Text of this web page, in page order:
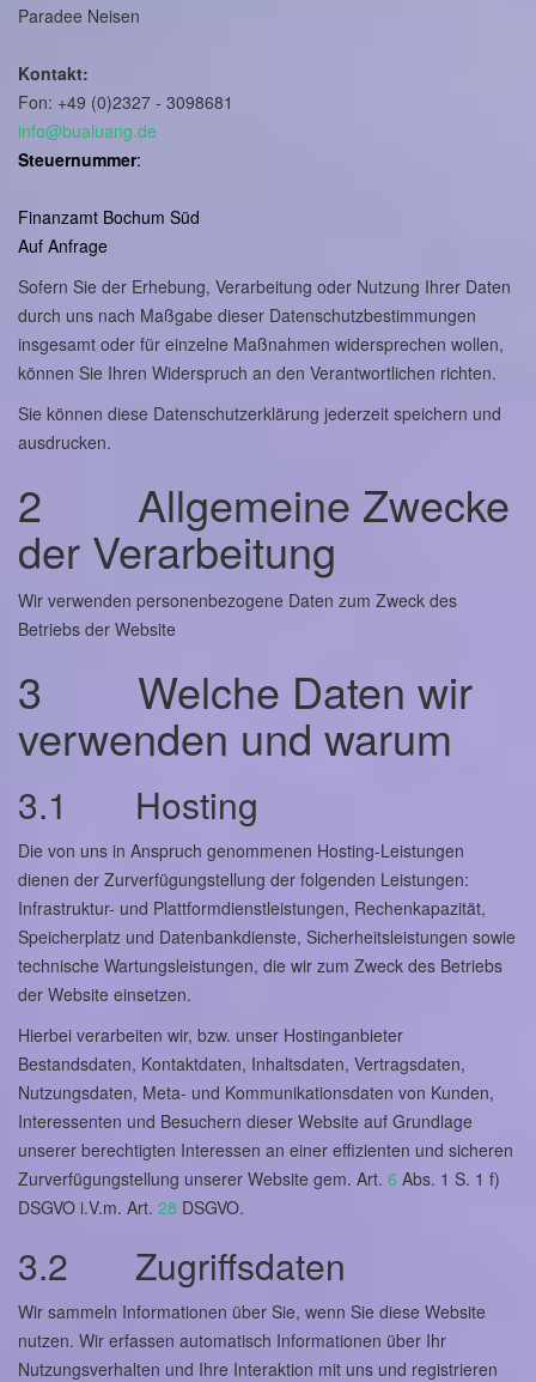
Paradee Neisen
Kontakt:
Fon: +49 (0)2327 - 3098681
info@bualuang.de
Steuernummer:
Finanzamt Bochum Süd
Auf Anfrage
Sofern Sie der Erhebung, Verarbeitung oder Nutzung Ihrer Daten
durch uns nach Maßgabe dieser Datenschutzbestimmungen
insgesamt oder für einzelne Maßnahmen widersprechen wollen,
können Sie Ihren Widerspruch an den Verantwortlichen richten.
Sie können diese Datenschutzerklärung jederzeit speichern und
ausdrucken.
2 Allgemeine Zwecke
der Verarbeitung
Wir verwenden personenbezogene Daten zum Zweck des
Betriebs der Website
3 Welche Daten wir
verwenden und warum
3.1 Hosting
Die von uns in Anspruch genommenen Hosting-Leistungen
dienen der Zurverfügungstellung der folgenden Leistungen:
Infrastruktur- und Plattformdienstleistungen, Rechenkapazität,
Speicherplatz und Datenbankdienste, Sicherheitsleistungen sowie
technische Wartungsleistungen, die wir zum Zweck des Betriebs
der Website einsetzen.
Hierbei verarbeiten wir, bzw. unser Hostinganbieter
Bestandsdaten, Kontaktdaten, Inhaltsdaten, Vertragsdaten,
Nutzungsdaten, Meta- und Kommunikationsdaten von Kunden,
Interessenten und Besuchern dieser Website auf Grundlage
unserer berechtigten Interessen an einer effizienten und sicheren
Zurverfügungstellung unserer Website gem. Art. 6 Abs. 1 S. 1 f)
DSGVO i.V.m. Art. 28 DSGVO.
3.2 Zugriffsdaten
Wir sammeln Informationen über Sie, wenn Sie diese Website
nutzen. Wir erfassen automatisch Informationen über Ihr
Nutzungsverhalten und Ihre Interaktion mit uns und registrieren